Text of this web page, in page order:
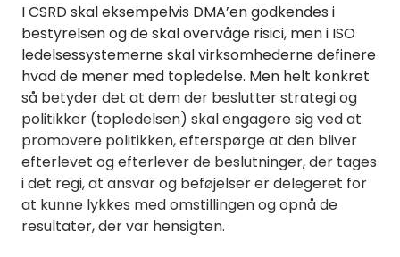
I CSRD skal eksempelvis DMA’en godkendes i
bestyrelsen og de skal overvåge risici, men i ISO
ledelsessystemerne skal virksomhederne definere
hvad de mener med topledelse. Men helt konkret
så betyder det at dem der beslutter strategi og
politikker (topledelsen) skal engagere sig ved at
promovere politikken, efterspørge at den bliver
efterlevet og efterlever de beslutninger, der tages
i det regi, at ansvar og beføjelser er delegeret for
at kunne lykkes med omstillingen og opnå de
resultater, der var hensigten.